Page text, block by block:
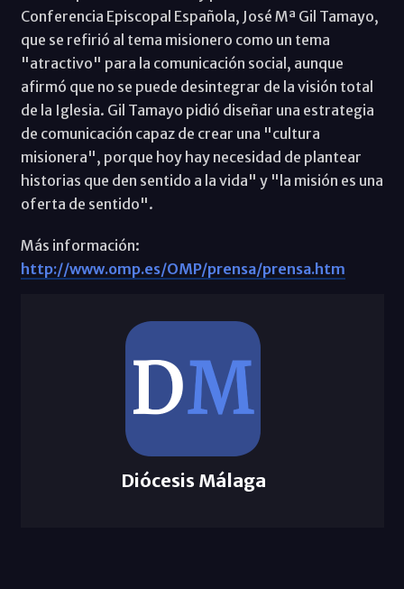
Conferencia Episcopal Española, José Mª Gil Tamayo,
que se refirió al tema misionero como un tema
"atractivo" para la comunicación social, aunque
afirmó que no se puede desintegrar de la visión total
de la Iglesia. Gil Tamayo pidió diseñar una estrategia
de comunicación capaz de crear una "cultura
misionera", porque hoy hay necesidad de plantear
historias que den sentido a la vida" y "la misión es una
oferta de sentido".
Más información:
http://www.omp.es/OMP/prensa/prensa.htm
Diócesis Málaga